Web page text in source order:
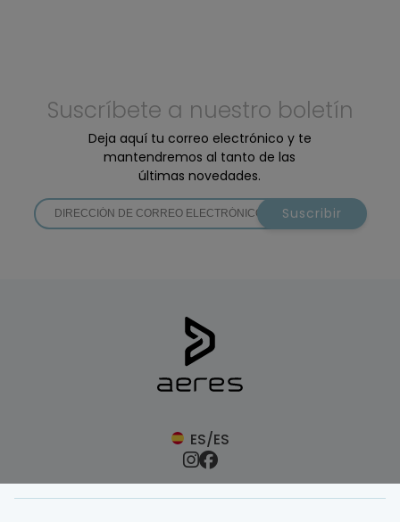
Suscríbete a nuestro boletín
Deja aquí tu correo electrónico y te
mantendremos al tanto de las
últimas novedades.
Suscribir
ES/ES